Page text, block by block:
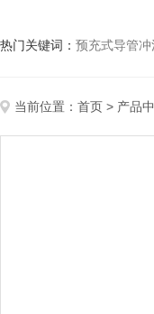
热门关键词： 预充式导管
当前位置： 首页 > 产品